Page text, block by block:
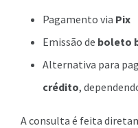
Pagamento via Pix
Emissão de boleto
Alternativa para
crédito,
A consulta é feita